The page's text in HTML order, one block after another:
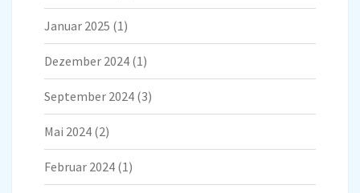
Januar 2025 (1)
Dezember 2024 (1)
September 2024 (3)
Mai 2024 (2)
Februar 2024 (1)